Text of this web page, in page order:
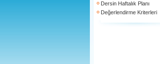
Dersin Haftalık Planı
Değerlendirme Kriterleri